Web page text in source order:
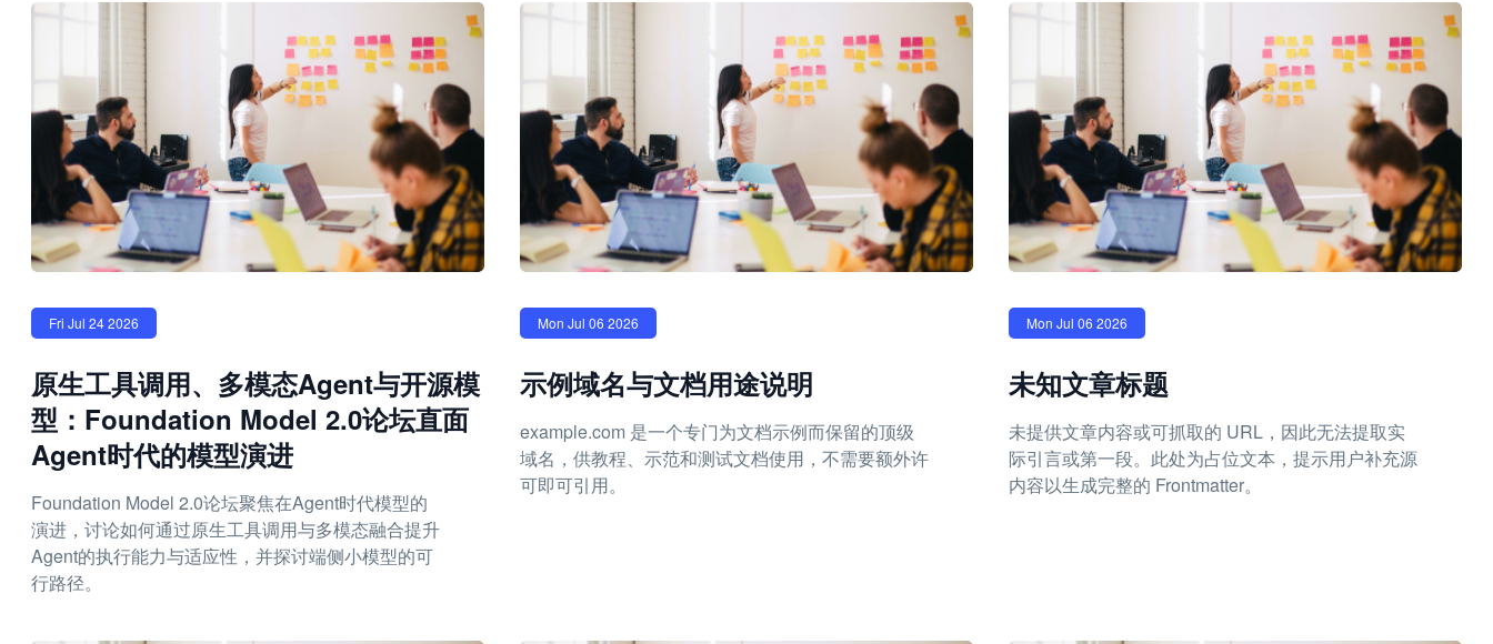
Fri Jul 24 2026
原生工具调用、多模态Agent与开源模
型：Foundation Model 2.0论坛直面
Agent时代的模型演进
Foundation Model 2.0论坛聚焦在Agent时代模型的
演进，讨论如何通过原生工具调用与多模态融合提升
Agent的执行能力与适应性，并探讨端侧小模型的可
行路径。
Mon Jul 06 2026
示例域名与文档用途说明
example.com 是一个专门为文档示例而保留的顶级
域名，供教程、示范和测试文档使用，不需要额外许
可即可引用。
Mon Jul 06 2026
未知文章标题
未提供文章内容或可抓取的 URL，因此无法提取实
际引言或第一段。此处为占位文本，提示用户补充源
内容以生成完整的 Frontmatter。